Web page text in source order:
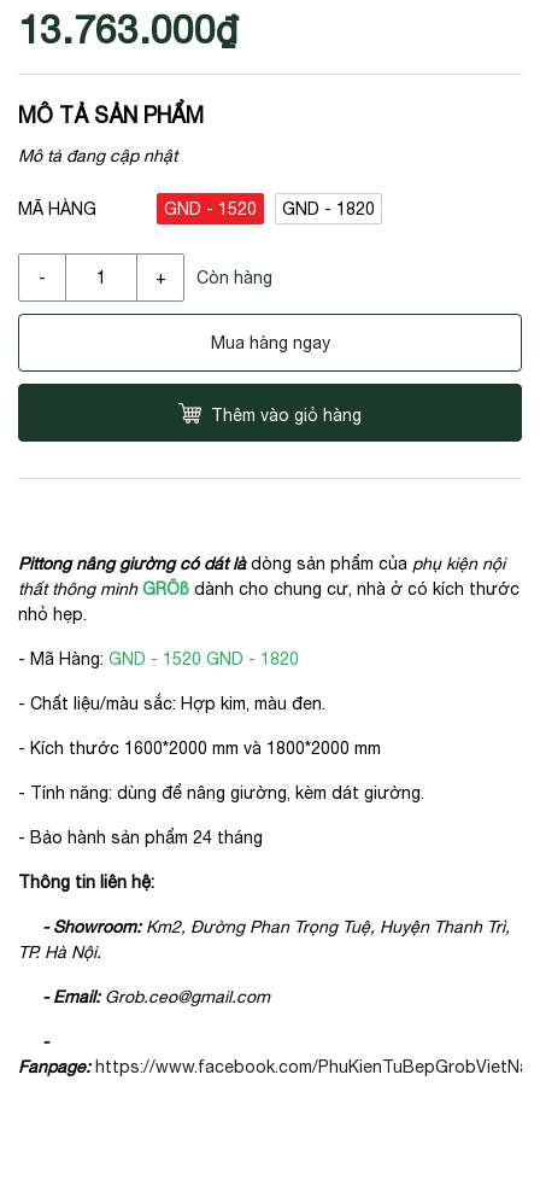
13.763.000₫
MÔ TẢ SẢN PHẨM
Mô tả đang cập nhật
MÃ HÀNG GND - 1520 GND - 1820
- + Còn hàng
Mua hàng ngay
Thêm vào giỏ hàng
Pittong nâng giường có dát làdòng sản phẩm của phụ kiện nội
thất thông minh GRÖß dành cho chung cư, nhà ở có kích thước
nhỏ hẹp.
- Mã Hàng: GND - 1520 GND - 1820
- Chất liệu/màu sắc: Hợp kim, màu đen.
- Kích thước 1600*2000 mm và 1800*2000 mm
- Tính năng: dùng để nâng giường, kèm dát giường.
- Bảo hành sản phẩm 24 tháng
Thông tin liên hệ:
- Showroom:Km2, Đường Phan Trọng Tuệ, Huyện Thanh Trì,
TP. Hà Nội.
- Email: Grob.ceo@gmail.com
-
Fanpage: https://www.facebook.com/